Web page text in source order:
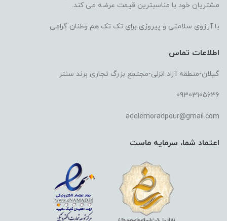
مشتریان خود با مناسبترین قیمت عرضه می کند.
با آرزوی سلامتی و پیروزی برای تک تک هم وطنان گرامی
اطلاعات تماس
گیلان-منطقه آزاد انزلی-مجتمع بزرگ تجاری برند سنتر
09303105636
adelemoradpour@gmail.com
اعتماد شما، سرمایه ماست